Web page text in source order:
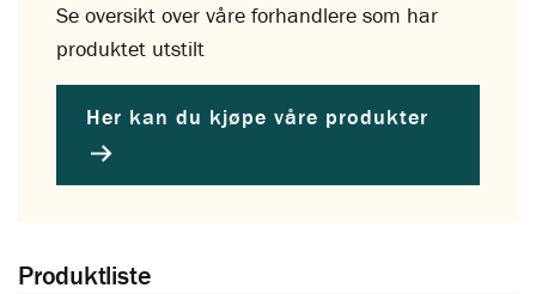
Se oversikt over våre forhandlere som har
produktet utstilt
Her kan du kjøpe våre produkter
Produktliste